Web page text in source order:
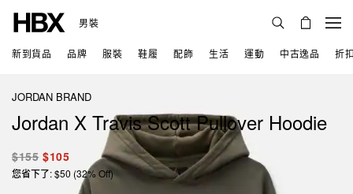
男裝
新到貨品 品牌 服裝 鞋履 配飾 生活 運動 中古逸品 折
JORDAN BRAND
Jordan X Travis Scott Pullover Hoodie
$155 $105
您省下了: $50 (32% Off)